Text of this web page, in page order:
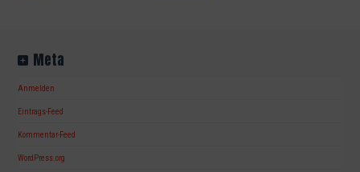
Meta
Anmelden
Eintrags-Feed
Kommentar-Feed
WordPress.org